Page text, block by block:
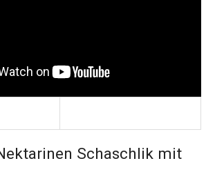
Schaschlik mit